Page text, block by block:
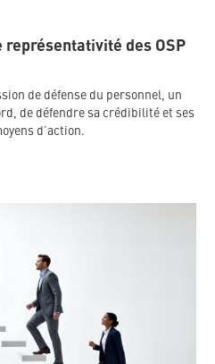
représentativité des OSP
de défense du personnel, un
de défendre sa crédibilité et ses
d’action.